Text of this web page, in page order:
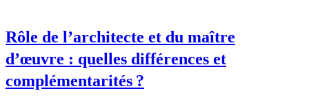
Rôle de l’architecte et du maître
d’œuvre : quelles différences et
complémentarités ?